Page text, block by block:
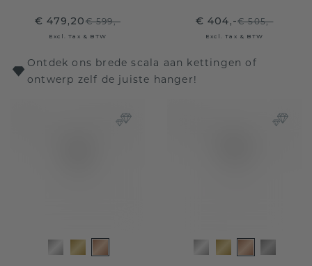
€ 479,20€ 599,-
Excl. Tax & BTW
€ 404,-€ 505,-
Excl. Tax & BTW
Ontdek ons brede scala aan kettingen of
ontwerp zelf de juiste hanger!